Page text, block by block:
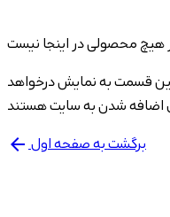
هیچ محصولی در اینجا نیست
قسمت به نمایش درخواهد
arrow_back برگشت به صفحه اول